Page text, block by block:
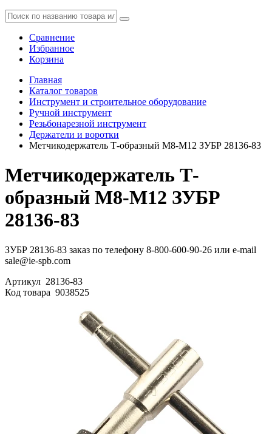
Сравнение
Избранное
Корзина
Главная
Каталог товаров
Инструмент и строительное оборудование
Ручной инструмент
Резьбонарезной инструмент
Держатели и воротки
Метчикодержатель Т-образный М8-М12 ЗУБР 28136-83
Метчикодержатель Т-
образный М8-М12 ЗУБР
28136-83
ЗУБР 28136-83 заказ по телефону 8-800-600-90-26 или e-mail
sale@ie-spb.com
Артикул 28136-83
Код товара 9038525